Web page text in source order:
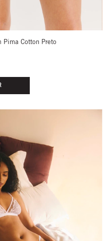
Pima Cotton Preto